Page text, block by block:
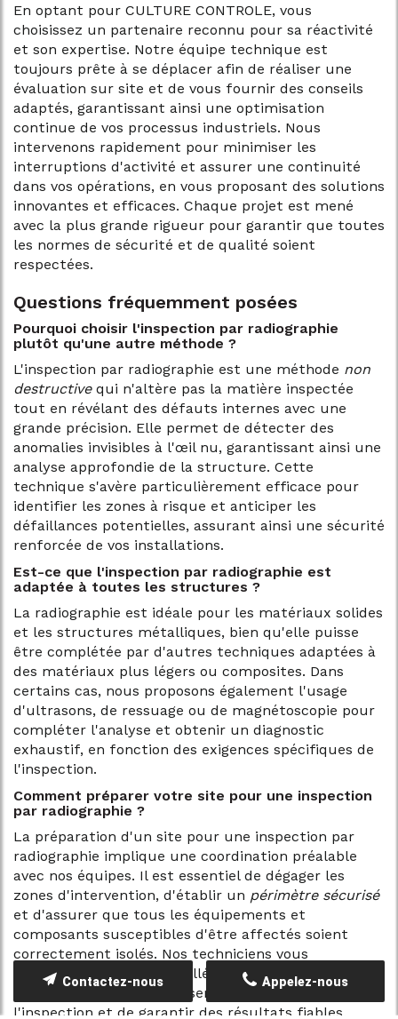
En optant pour CULTURE CONTROLE, vous
choisissez un partenaire reconnu pour sa réactivité
et son expertise. Notre équipe technique est
toujours prête à se déplacer afin de réaliser une
évaluation sur site et de vous fournir des conseils
adaptés, garantissant ainsi une optimisation
continue de vos processus industriels. Nous
intervenons rapidement pour minimiser les
interruptions d'activité et assurer une continuité
dans vos opérations, en vous proposant des solutions
innovantes et efficaces. Chaque projet est mené
avec la plus grande rigueur pour garantir que toutes
les normes de sécurité et de qualité soient
respectées.
Questions fréquemment posées
Pourquoi choisir l'inspection par radiographie
plutôt qu'une autre méthode ?
L'inspection par radiographie est une méthode non
destructivequi n'altère pas la matière inspectée
tout en révélant des défauts internes avec une
grande précision. Elle permet de détecter des
anomalies invisibles à l'œil nu, garantissant ainsi une
analyse approfondie de la structure. Cette
technique s'avère particulièrement efficace pour
identifier les zones à risque et anticiper les
défaillances potentielles, assurant ainsi une sécurité
renforcée de vos installations.
Est-ce que l'inspection par radiographie est
adaptée à toutes les structures ?
La radiographie est idéale pour les matériaux solides
et les structures métalliques, bien qu'elle puisse
être complétée par d'autres techniques adaptées à
des matériaux plus légers ou composites. Dans
certains cas, nous proposons également l'usage
d'ultrasons, de ressuage ou de magnétoscopie pour
compléter l'analyse et obtenir un diagnostic
exhaustif, en fonction des exigences spécifiques de
l'inspection.
Comment préparer votre site pour une inspection
par radiographie ?
La préparation d'un site pour une inspection par
radiographie implique une coordination préalable
avec nos équipes. Il est essentiel de dégager les
zones d'intervention, d'établir un périmètre sécurisé
et d'assurer que tous les équipements et
composants susceptibles d'être affectés soient
correctement isolés. Nos techniciens vous
fourniront un guide détaillé des étapes de
préparation afin d'optimiser l'efficacité de
l'inspection et de garantir des résultats fiables.
Appelez-nous
Contactez-nous